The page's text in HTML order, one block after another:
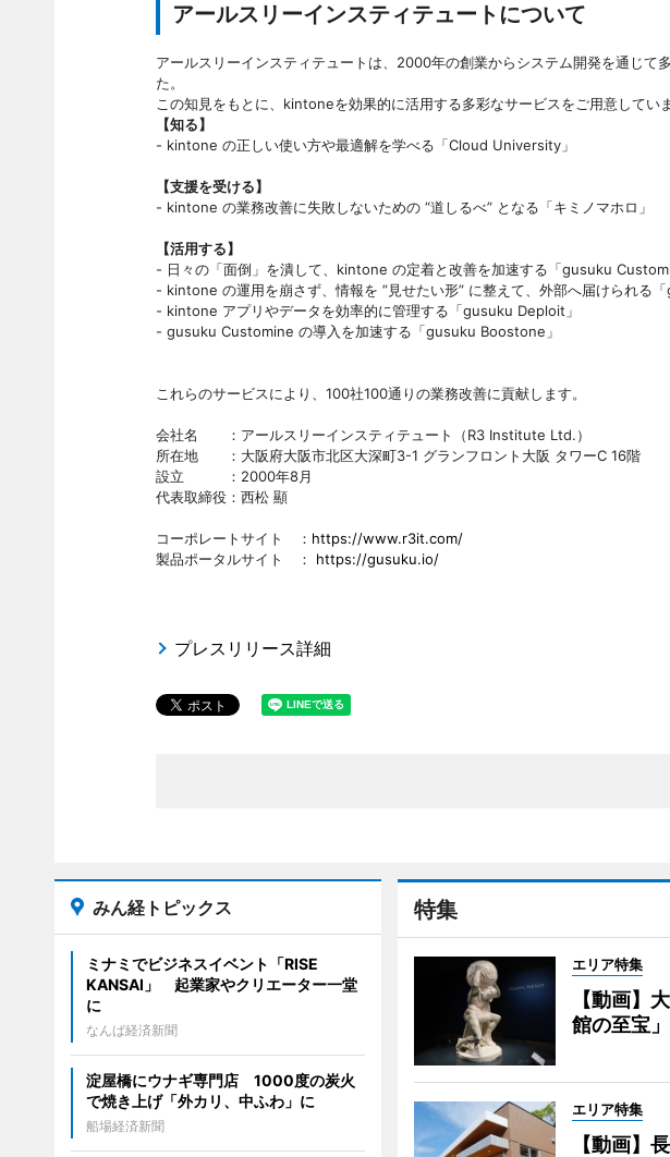
アールスリーインスティテュートについて
アールスリーインスティテュートは、2000年の創業からシステム開発を通じて
た。
この知見をもとに、kintoneを効果的に活用する多彩なサービスをご用意していま
【知る】
- kintone の正しい使い方や最適解を学べる「Cloud University」
【支援を受ける】
- kintone の業務改善に失敗しないための “道しるべ” となる「キミノマホロ」
【活用する】
- 日々の「面倒」を潰して、kintone の定着と改善を加速する「gusuku
- kintone の運用を崩さず、情報を ”見せたい形” に整えて、外部へ届けられる
- kintone アプリやデータを効率的に管理する「gusuku Deploit」
- gusuku Customine の導入を加速する「gusuku Boostone」
これらのサービスにより、100社100通りの業務改善に貢献します。
会社名 ：アールスリーインスティテュート（R3 Institute Ltd.）
所在地 ：大阪府大阪市北区大深町3-1 グランフロント大阪 タワーC 16階
設立 ：2000年8月
代表取締役：西松 顯
コーポレートサイト ： https://www.r3it.com/
製品ポータルサイト ： https://gusuku.io/
プレスリリース詳細
特集
エリア特集
【動画】
館の至宝
エリア特集
【動画】
みん経トピックス
ミナミでビジネスイベント「RISE
KANSAI」 起業家やクリエーター一堂
に
なんば経済新聞
淀屋橋にウナギ専門店 1000度の炭火
で焼き上げ「外カリ、中ふわ」に
船場経済新聞